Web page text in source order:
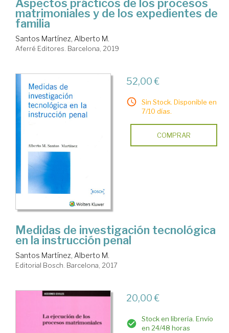
Aspectos prácticos de los procesos
matrimoniales y de los expedientes de
familia
Santos Martínez, Alberto M.
Aferré Editores. Barcelona, 2019
52,00 €
Sin Stock. Disponible en
7/10 días.
COMPRAR
Medidas de investigación tecnológica
en la instrucción penal
Santos Martínez, Alberto M.
Editorial Bosch. Barcelona, 2017
20,00 €
Stock en librería. Envío
en 24/48 horas